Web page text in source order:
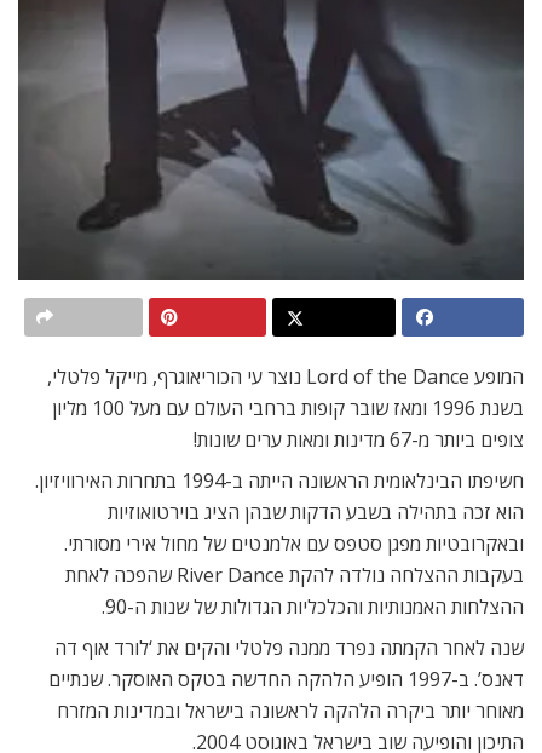
המופע Lord of the Dance נוצר עי הכוריאוגרף, מייקל פלטלי,
בשנת 1996 ומאז שובר קופות ברחבי העולם עם מעל 100 מליון
צופים ביותר מ-67 מדינות ומאות ערים שונות!
חשיפתו הבינלאומית הראשונה הייתה ב-1994 בתחרות האירוויזיון.
הוא זכה בתהילה בשבע הדקות שבהן הציג בוירטואוזיות
ובאקרובטיות מפגן סטפס עם אלמנטים של מחול אירי מסורתי.
בעקבות ההצלחה נולדה להקת River Dance שהפכה לאחת
ההצלחות האמנותיות והכלכליות הגדולות של שנות ה-90.
שנה לאחר הקמתה נפרד ממנה פלטלי והקים את ‘לורד אוף דה
דאנס’. ב-1997 הופיע הלהקה החדשה בטקס האוסקר. שנתיים
מאוחר יותר ביקרה הלהקה לראשונה בישראל ובמדינות המזרח
התיכון והופיעה שוב בישראל באוגוסט 2004.